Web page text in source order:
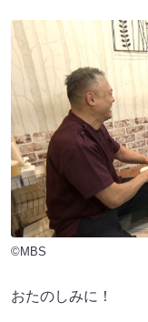
©MBS
おたのしみに！